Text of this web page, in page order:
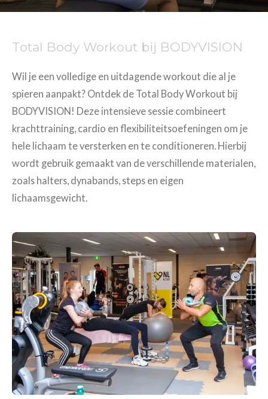
Total Body Workout bij BODYVISION
Wil je een volledige en uitdagende workout die al je
spieren aanpakt? Ontdek de Total Body Workout bij
BODYVISION! Deze intensieve sessie combineert
krachttraining, cardio en flexibiliteitsoefeningen om je
hele lichaam te versterken en te conditioneren. Hierbij
wordt gebruik gemaakt van de verschillende materialen,
zoals halters, dynabands, steps en eigen
lichaamsgewicht.